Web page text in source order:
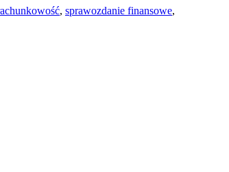
, sprawozdanie finansowe,